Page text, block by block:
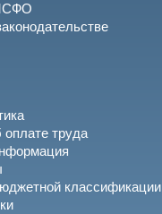
труда
классификации